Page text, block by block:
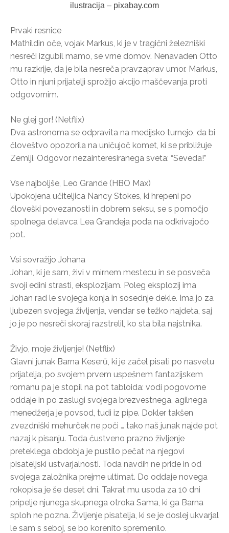
ilustracija – pixabay.com
Prvaki resnice
Mathildin oče, vojak Markus, ki je v tragični železniški
nesreči izgubil mamo, se vrne domov. Nenavaden Otto
mu razkrije, da je bila nesreča pravzaprav umor. Markus,
Otto in njuni prijatelji sprožijo akcijo maščevanja proti
odgovornim.
Ne glej gor! (Netflix)
Dva astronoma se odpravita na medijsko turnejo, da bi
človeštvo opozorila na uničujoč komet, ki se približuje
Zemlji. Odgovor nezainteresiranega sveta: “Seveda!”
Vse najboljše, Leo Grande (HBO Max)
Upokojena učiteljica Nancy Stokes, ki hrepeni po
človeški povezanosti in dobrem seksu, se s pomočjo
spolnega delavca Lea Grandeja poda na odkrivajočo
pot.
Vsi sovražijo Johana
Johan, ki je sam, živi v mirnem mestecu in se posveča
svoji edini strasti, eksplozijam. Poleg eksplozij ima
Johan rad le svojega konja in sosednje dekle. Ima jo za
ljubezen svojega življenja, vendar se težko najdeta, saj
jo je po nesreči skoraj razstrelil, ko sta bila najstnika.
Živjo, moje življenje! (Netflix)
Glavni junak Barna Keserű, ki je začel pisati po nasvetu
prijatelja, po svojem prvem uspešnem fantazijskem
romanu pa je stopil na pot tabloida: vodi pogovorne
oddaje in po zaslugi svojega brezvestnega, agilnega
menedžerja je povsod, tudi iz pipe. Dokler takšen
zvezdniški mehurček ne poči … tako naš junak najde pot
nazaj k pisanju. Toda čustveno prazno življenje
preteklega obdobja je pustilo pečat na njegovi
pisateljski ustvarjalnosti. Toda navdih ne pride in od
svojega založnika prejme ultimat. Do oddaje novega
rokopisa je še deset dni. Takrat mu usoda za 10 dni
pripelje njunega skupnega otroka Sama, ki ga Barna
sploh ne pozna. Življenje pisatelja, ki se je doslej ukvarjal
le sam s seboj, se bo korenito spremenilo.